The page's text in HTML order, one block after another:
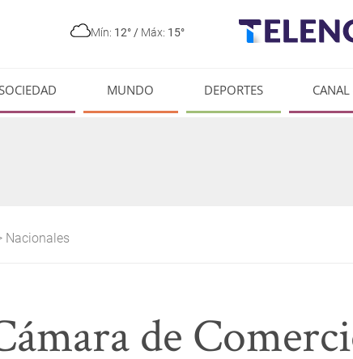
Mín: 12° / Máx: 15°
MUNDO DEPORTES
Nacionales
de